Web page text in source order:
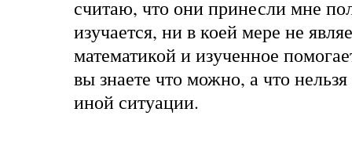
считаю, что они принесли мне
изучается, ни в коей мере не
математикой и изученное
вы знаете что можно, а что
иной ситуации.